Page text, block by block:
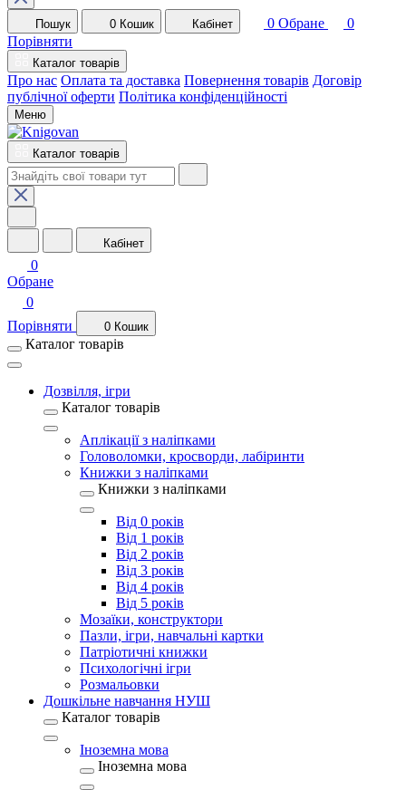
Пошук 0 Кошик Кабінет 0 Обране
0
Порівняти
Каталог товарів
Про нас Оплата та доставка Повернення товарів Договір
публічної оферти Політика конфіденційності
Меню
Каталог товарів
Кабінет
0
Обране
0
Порівняти
0 Кошик
Каталог товарів
Дозвілля, ігри
Каталог товарів
Аплікації з наліпками
Головоломки, кросворди, лабіринти
Книжки з наліпками
Книжки з наліпками
Від 0 років
Від 1 років
Від 2 років
Від 3 років
Від 4 років
Від 5 років
Мозаїки, конструктори
Пазли, ігри, навчальні картки
Патріотичні книжки
Психологічні ігри
Розмальовки
Дошкільне навчання НУШ
Каталог товарів
Іноземна мова
Іноземна мова